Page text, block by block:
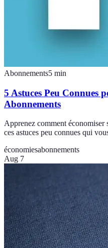
Abonnements5 min
5 Astuces Peu Connues
Abonnements
Apprenez comment économiser
ces astuces peu connues qui
économiesabonnements
Aug 7